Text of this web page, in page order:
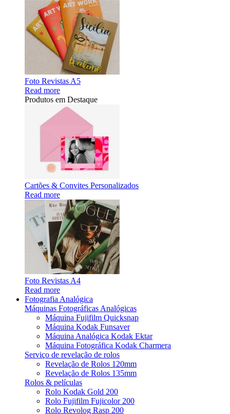
Foto Revistas A5
Read more
Produtos em Destaque
Cartões & Convites Personalizados
Read more
Foto Revistas A4
Read more
Fotografia Analógica
Máquinas Fotográficas Analógicas
Máquina Fujifilm Quicksnap
Máquina Kodak Funsaver
Máquina Analógica Kodak Ektar
Máquina Fotográfica Kodak Charmera
Serviço de revelação de rolos
Revelação de Rolos 120mm
Revelação de Rolos 135mm
Rolos & películas
Rolo Kodak Gold 200
Rolo Fujifilm Fujicolor 200
Rolo Revolog Rasp 200